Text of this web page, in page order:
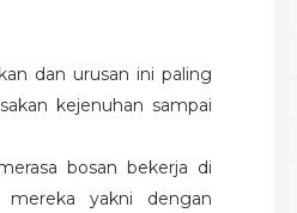
dan urusan ini paling
kejenuhan sampai
bosan bekerja di
yakni dengan